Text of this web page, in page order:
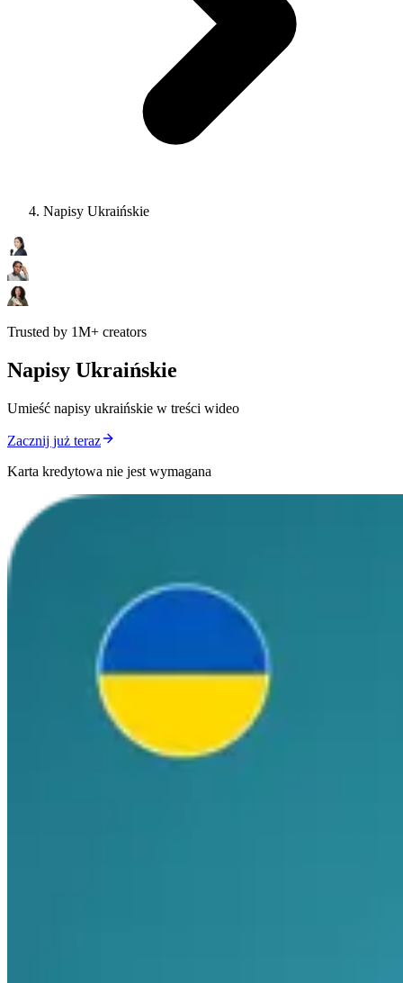
Napisy Ukraińskie
Trusted by 1M+ creators
Napisy Ukraińskie
Umieść napisy ukraińskie w treści wideo
Zacznij już teraz
Karta kredytowa nie jest wymagana